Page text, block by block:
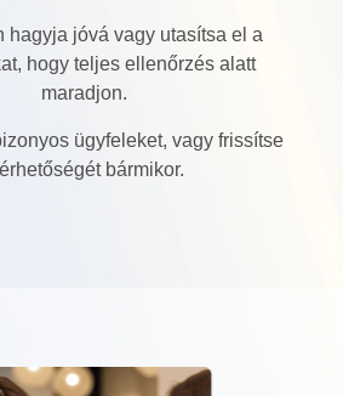
hagyja jóvá vagy utasítsa el a
hogy teljes ellenőrzés alatt
maradjon.
ügyfeleket, vagy frissítse
bármikor.